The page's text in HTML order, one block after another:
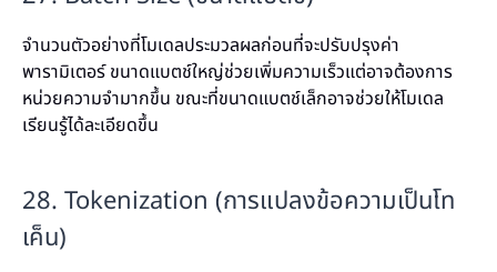
จำนวนตัวอย่างที่โมเดลประมวลผลก่อนที่จะปรับปรุงค่า
พารามิเตอร์ ขนาดแบตช์ใหญ่ช่วยเพิ่มความเร็วแต่อาจต้องการ
หน่วยความจำมากขึ้น ขณะที่ขนาดแบตช์เล็กอาจช่วยให้โมเดล
เรียนรู้ได้ละเอียดขึ้น
28. Tokenization (การแปลงข้อความเป็นโท
เค็น)